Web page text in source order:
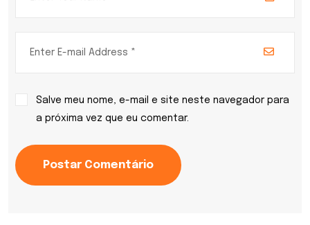
Salve meu nome, e-mail e site neste navegador para
a próxima vez que eu comentar.
Postar Comentário